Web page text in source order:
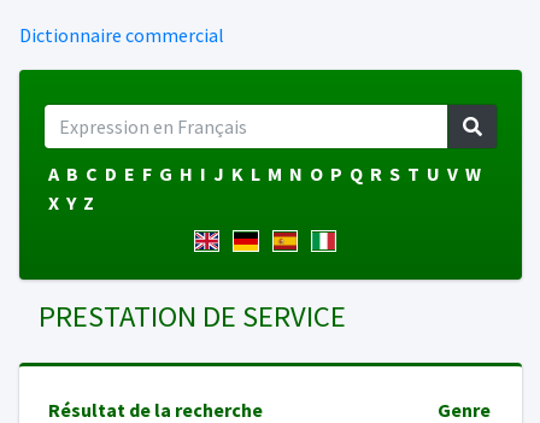
Dictionnaire commercial
A B C D E F G H I J K L M N O P Q R S T U V W
X Y Z
PRESTATION DE SERVICE
Résultat de la recherche
Genre